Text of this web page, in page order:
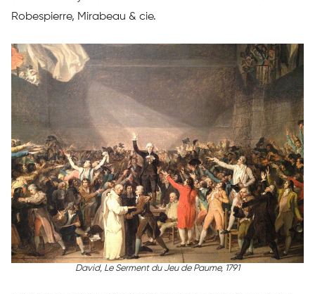
Robespierre, Mirabeau & cie.
David, Le Serment du Jeu de Paume, 1791